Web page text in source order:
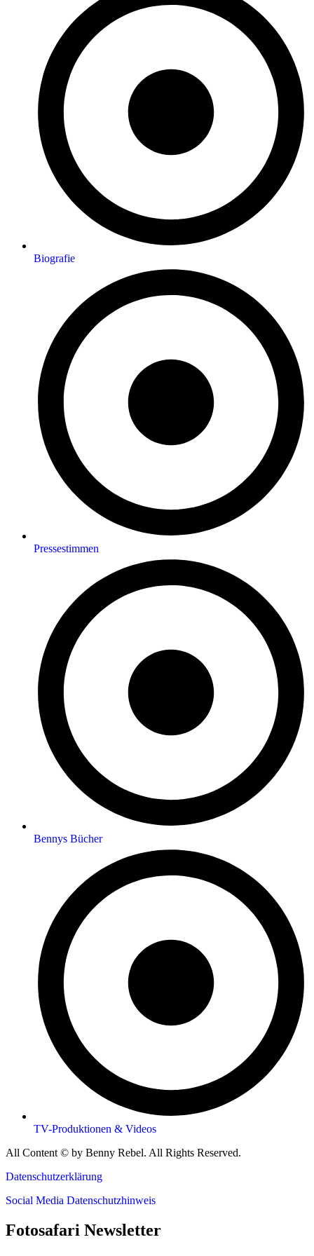
Biografie
Pressestimmen
Bennys Bücher
TV-Produktionen & Videos
All Content © by Benny Rebel. All Rights Reserved.
Datenschutzerklärung
Social Media Datenschutzhinweis
Fotosafari Newsletter